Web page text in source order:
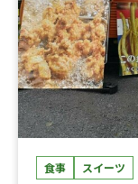
食事 スイーツ